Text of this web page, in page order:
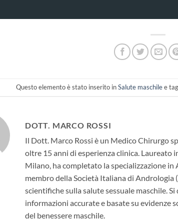
Questo elemento è stato inserito inSalute maschilee
DOTT. MARCO ROSSI
Il Dott. Marco Rossi è un Medico Chirurgo
oltre 15 anni di esperienza clinica.
Milano, ha completato la specializzazione
membro della Società Italiana di
scientifiche sulla salute sessuale maschile.
informazioni accurate e basate su evidenze
del benessere maschile.